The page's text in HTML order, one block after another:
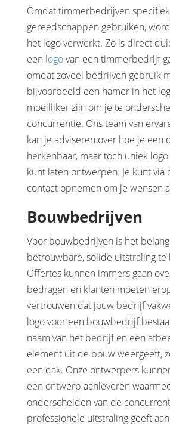
Omdat timmerbedrijven
gereedschappen gebruiken,
het logo verwerkt. Zo is direct
een logovan een timmerbedrijf
omdat zoveel bedrijven gebruik
bijvoorbeeld een hamer in het
moeilijker zijn om je te
concurrentie. Ons team van
kan je adviseren over hoe je een
herkenbaar, maar toch uniek
kunt laten ontwerpen. Je kunt via
contact opnemen om je wensen
Bouwbedrijven
Voor bouwbedrijven is het
betrouwbare, solide uitstraling te
Offertes kunnen immers gaan
bedragen en klanten moeten
vertrouwen dat jouw bedrijf
logo voor een bouwbedrijf
naam van het bedrijf en een
element uit de bouw weergeeft,
een dak. Onze ontwerpers
een ontwerp aanleveren
onderscheiden van de
professionele uitstraling geeft